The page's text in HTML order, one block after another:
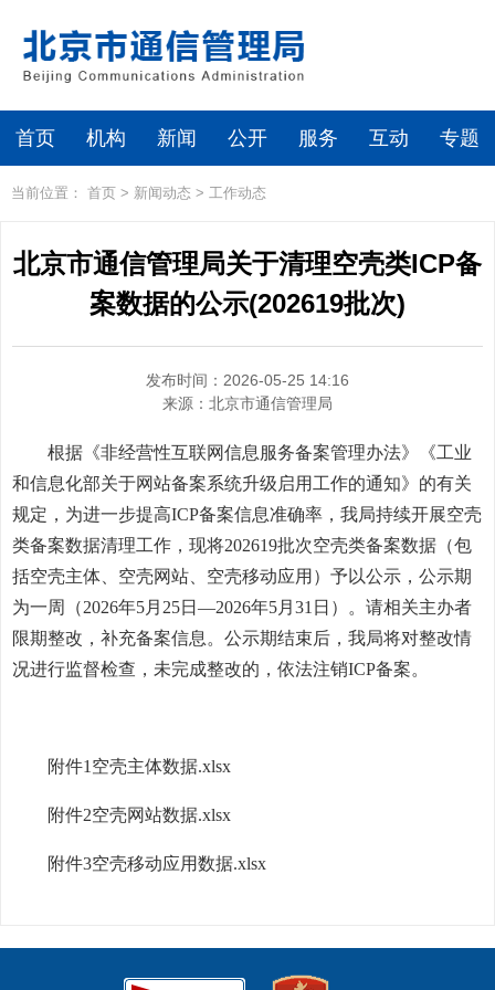
首页 机构 新闻 公开 服务 互动 专题
当前位置： 首页 > 新闻动态 > 工作动态
北京市通信管理局关于清理空壳类ICP备
案数据的公示(202619批次)
发布时间：2026-05-25 14:16
来源： 北京市通信管理局
根据《非经营性互联网信息服务备案管理办法》《工业
和信息化部关于网站备案系统升级启用工作的通知》的有关
规定，为进一步提高ICP备案信息准确率，我局持续开展空壳
类备案数据清理工作，现将202619批次空壳类备案数据（包
括空壳主体、空壳网站、空壳移动应用）予以公示，公示期
为一周（2026年5月25日—2026年5月31日）。请相关主办者
限期整改，补充备案信息。公示期结束后，我局将对整改情
况进行监督检查，未完成整改的，依法注销ICP备案。
附件1空壳主体数据.xlsx
附件2空壳网站数据.xlsx
附件3空壳移动应用数据.xlsx